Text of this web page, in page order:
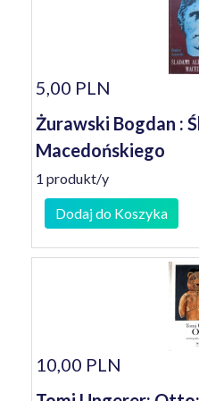
5,00 PLN
Żurawski Bogdan :
Macedońskiego
1 produkt/y
Dodaj do Koszyka
10,00 PLN